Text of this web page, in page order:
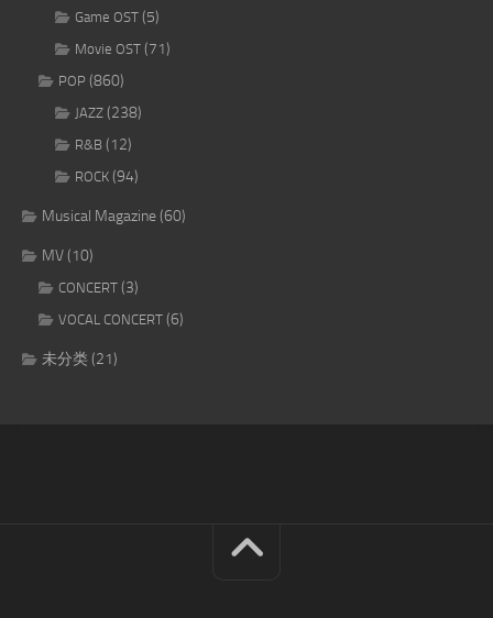
Game OST (5)
Movie OST (71)
POP (860)
JAZZ (238)
R&B (12)
ROCK (94)
Musical Magazine(60)
MV(10)
CONCERT (3)
VOCAL CONCERT (6)
未分类(21)